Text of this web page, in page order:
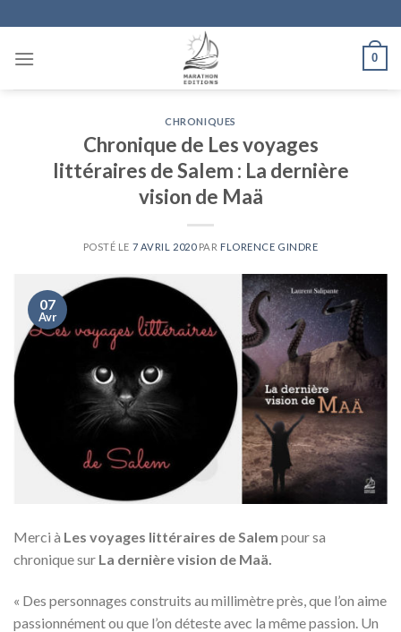
to
content
0
CHRONIQUES
Chronique de Les voyages
littéraires de Salem : La dernière
vision de Maä
POSTÉ LE 7 AVRIL 2020PAR FLORENCE GINDRE
07
Avr
Merci à Les voyages littéraires de Salem pour sa
chronique sur La dernière vision de Maä.
« Des personnages construits au millimètre près, que l’on aime
passionnément ou que l’on déteste avec la même passion. Un